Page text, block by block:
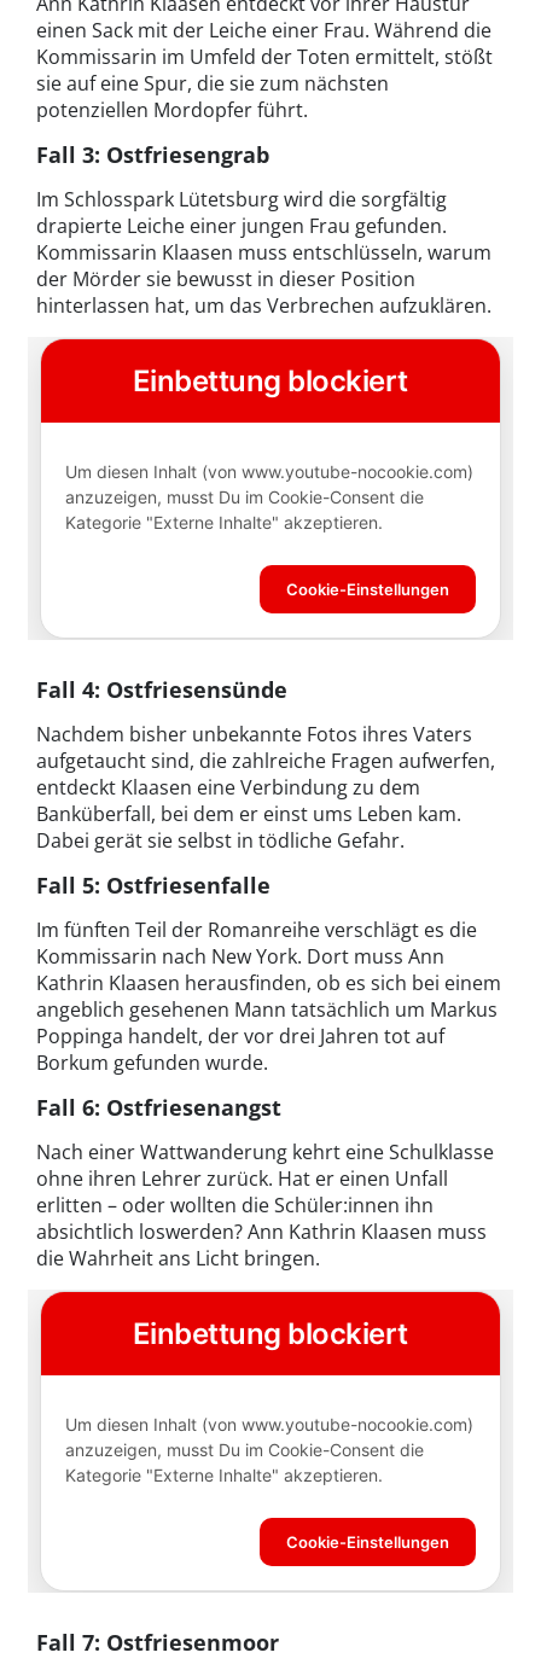
einen Sack mit der Leiche einer Frau. Während die
Kommissarin im Umfeld der Toten ermittelt, stößt
sie auf eine Spur, die sie zum nächsten
potenziellen Mordopfer führt.
Fall 3: Ostfriesengrab
Im Schlosspark Lütetsburg wird die sorgfältig
drapierte Leiche einer jungen Frau gefunden.
Kommissarin Klaasen muss entschlüsseln, warum
der Mörder sie bewusst in dieser Position
hinterlassen hat, um das Verbrechen aufzuklären.
Fall 4: Ostfriesensünde
Nachdem bisher unbekannte Fotos ihres Vaters
aufgetaucht sind, die zahlreiche Fragen aufwerfen,
entdeckt Klaasen eine Verbindung zu dem
Banküberfall, bei dem er einst ums Leben kam.
Dabei gerät sie selbst in tödliche Gefahr.
Fall 5: Ostfriesenfalle
Im fünften Teil der Romanreihe verschlägt es die
Kommissarin nach New York. Dort muss Ann
Kathrin Klaasen herausfinden, ob es sich bei einem
angeblich gesehenen Mann tatsächlich um Markus
Poppinga handelt, der vor drei Jahren tot auf
Borkum gefunden wurde.
Fall 6: Ostfriesenangst
Nach einer Wattwanderung kehrt eine Schulklasse
ohne ihren Lehrer zurück. Hat er einen Unfall
erlitten – oder wollten die Schüler:innen ihn
absichtlich loswerden? Ann Kathrin Klaasen muss
die Wahrheit ans Licht bringen.
Fall 7: Ostfriesenmoor